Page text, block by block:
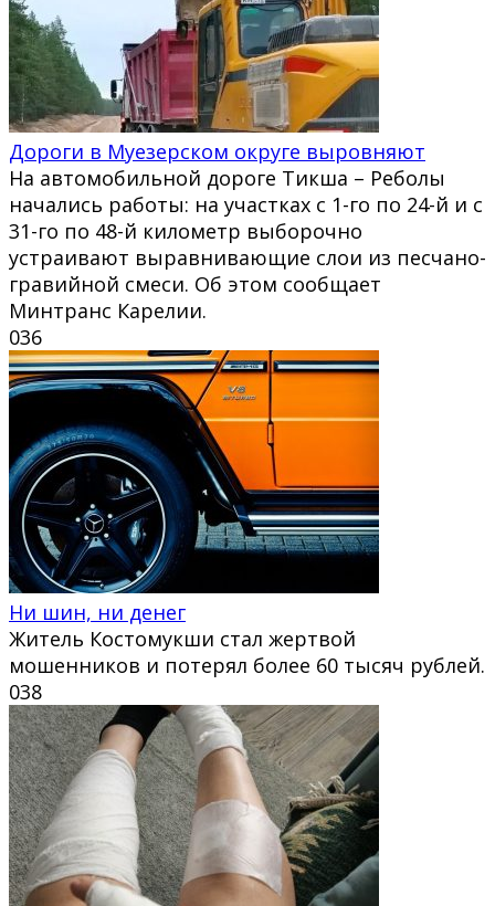
Дороги в Муезерском округе выровняют
На автомобильной дороге Тикша – Реболы
начались работы: на участках с 1-го по 24-й и с
31-го по 48-й километр выборочно
устраивают выравнивающие слои из песчано-
гравийной смеси. Об этом сообщает
Минтранс Карелии.
036
Ни шин, ни денег
Житель Костомукши стал жертвой
мошенников и потерял более 60 тысяч рублей.
038